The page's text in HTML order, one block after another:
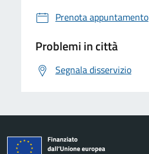
Prenota appuntamento
Problemi in città
Segnala disservizio